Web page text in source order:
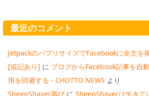
最近のコメント
JetpackのパブリサイズでFacebookに全文を
[追記あり] に ブログからFacebook記事を自
用を回避する - CHOTTO NEWS より
SheepShaver再び に SheepShaverは生き